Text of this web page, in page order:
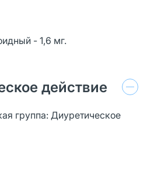
- 1,6 мг.
действие
группа: Диуретическое